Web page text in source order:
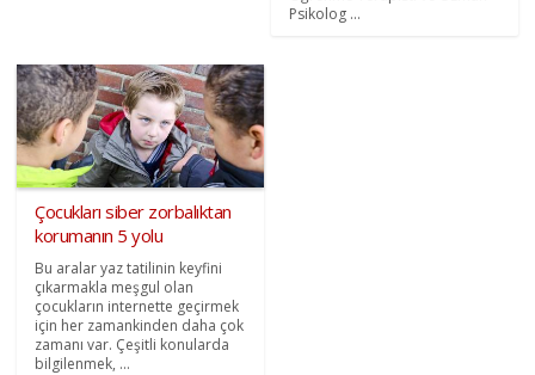
Psikolog ...
Çocukları siber zorbalıktan
korumanın 5 yolu
Bu aralar yaz tatilinin keyfini
çıkarmakla meşgul olan
çocukların internette geçirmek
için her zamankinden daha çok
zamanı var. Çeşitli konularda
bilgilenmek, ...